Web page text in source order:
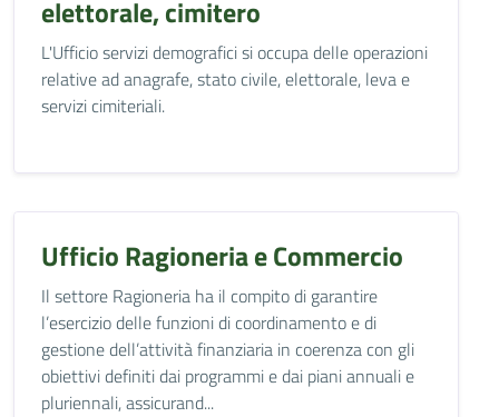
elettorale, cimitero
L'Ufficio servizi demografici si occupa delle operazioni
relative ad anagrafe, stato civile, elettorale, leva e
servizi cimiteriali.
Ufficio Ragioneria e Commercio
Il settore Ragioneria ha il compito di garantire
l’esercizio delle funzioni di coordinamento e di
gestione dell’attività finanziaria in coerenza con gli
obiettivi definiti dai programmi e dai piani annuali e
pluriennali, assicurand...